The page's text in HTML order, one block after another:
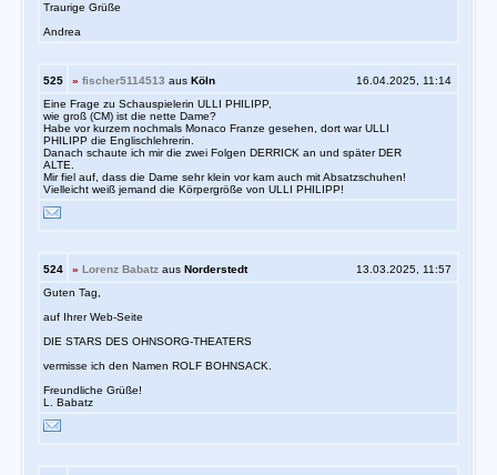
Traurige Grüße
Andrea
525 » fischer5114513 aus Köln
16.04.2025, 11:14
Eine Frage zu Schauspielerin ULLI PHILIPP,
wie groß (CM) ist die nette Dame?
Habe vor kurzem nochmals Monaco Franze gesehen, dort war ULLI
PHILIPP die Englischlehrerin.
Danach schaute ich mir die zwei Folgen DERRICK an und später DER
ALTE.
Mir fiel auf, dass die Dame sehr klein vor kam auch mit Absatzschuhen!
Vielleicht weiß jemand die Körpergröße von ULLI PHILIPP!
524 » Lorenz Babatz aus Norderstedt
13.03.2025, 11:57
Guten Tag,
auf Ihrer Web-Seite
DIE STARS DES OHNSORG-THEATERS
vermisse ich den Namen ROLF BOHNSACK.
Freundliche Grüße!
L. Babatz